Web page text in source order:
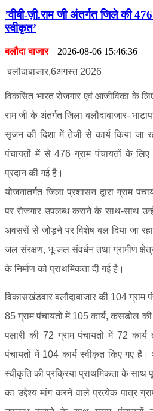
’वीबी-ज़ी.राम जी अंतर्गत जिले की
स्वीकृत’
बलौदा बाजार| 2026-08-06 15:46:36
बलौदाबाजार,6अगस्त 2026
विकसित भारत रोजगार एवं आजीविका के
राम जी के अंतर्गत जिला बलौदाबाजार-
सृजन की दिशा में तेजी से कार्य किया जा
पंचायतों में से 476 ग्राम पंचायतों के लिए
प्रदान की गई है।
योजनांतर्गत जिला प्रशासन द्वारा ग्राम
पर रोजगार उपलब्ध कराने के साथ-साथ
अवसरों से जोड़ने पर विशेष बल दिया जा
जल संरक्षण, भू-जल संवर्धन तथा ग्रामीण
के निर्माण को प्राथमिकता दी गई है।
विकासखंडवार बलौदाबाजार की 104 ग्राम
85 ग्राम पंचायतों में 105 कार्य, कसडोल की
पलारी की 72 ग्राम पंचायतों में 72
पंचायतों में 104 कार्य स्वीकृत किए गए हैं।
स्वीकृति की प्रक्रिया प्राथमिकता के साथ
का उद्देश्य मांग करने वाले प्रत्येक पात्र